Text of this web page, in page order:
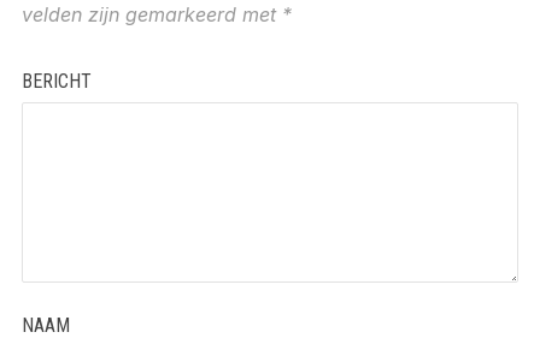
velden zijn gemarkeerd met *
BERICHT
NAAM